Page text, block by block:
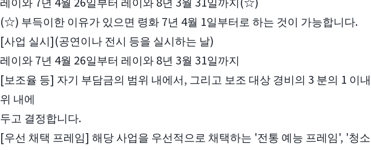
(☆) 부득이한 이유가 있으면 령화 7년 4월 1일부터로 하는 것이 가능합니다.
[사업 실시](공연이나 전시 등을 실시하는 날)
레이와 7년 4월 26일부터 레이와 8년 3월 31일까지
[보조율 등] 자기 부담금의 범위 내에서, 그리고 보조 대상 경비의 3 분의 1 이
위 내에
두고 결정합니다.
[우선 채택 프레임] 해당 사업을 우선적으로 채택하는 '전통 예능 프레임', '청